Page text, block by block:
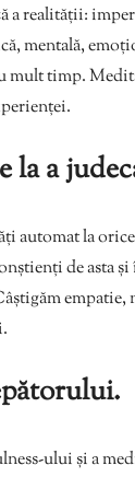
a realității:
mentală,
mult timp.
la a
automat la
de asta
ului și a